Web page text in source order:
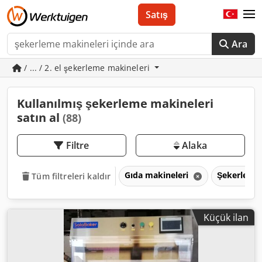
Ara
Satış
/ ... / 2. el şekerleme makineleri
Kullanılmış şekerleme makineleri
satın al (88)
Filtre Alaka
Tüm filtreleri kaldır Gıda makineleri
Küçük ilan